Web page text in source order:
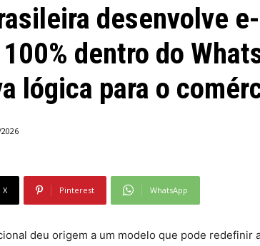
desenvolve e-
dentro do
lógica para o
X Pinterest WhatsApp
deu origem a um modelo que pode redefinir